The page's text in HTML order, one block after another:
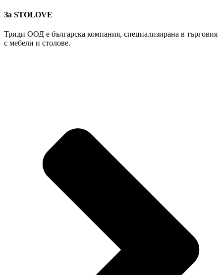
За STOLOVE
Триди ООД е българска компания, специализирана в търговия
с мебели и столове.